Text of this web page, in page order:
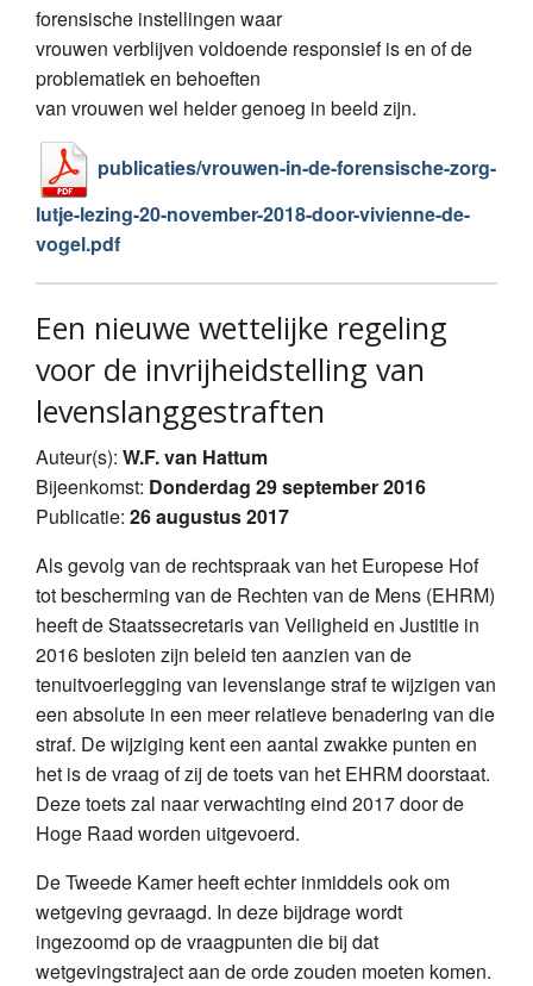
forensische instellingen waar
vrouwen verblijven voldoende responsief is en of de
problematiek en behoeften
van vrouwen wel helder genoeg in beeld zijn.
publicaties/vrouwen-in-de-forensische-zorg-
lutje-lezing-20-november-2018-door-vivienne-de-
vogel.pdf
Een nieuwe wettelijke regeling
voor de invrijheidstelling van
levenslanggestraften
Auteur(s): W.F. van Hattum
Bijeenkomst: Donderdag 29 september 2016
Publicatie: 26 augustus 2017
Als gevolg van de rechtspraak van het Europese Hof
tot bescherming van de Rechten van de Mens (EHRM)
heeft de Staatssecretaris van Veiligheid en Justitie in
2016 besloten zijn beleid ten aanzien van de
tenuitvoerlegging van levenslange straf te wijzigen van
een absolute in een meer relatieve benadering van die
straf. De wijziging kent een aantal zwakke punten en
het is de vraag of zij de toets van het EHRM doorstaat.
Deze toets zal naar verwachting eind 2017 door de
Hoge Raad worden uitgevoerd.
De Tweede Kamer heeft echter inmiddels ook om
wetgeving gevraagd. In deze bijdrage wordt
ingezoomd op de vraagpunten die bij dat
wetgevingstraject aan de orde zouden moeten komen.